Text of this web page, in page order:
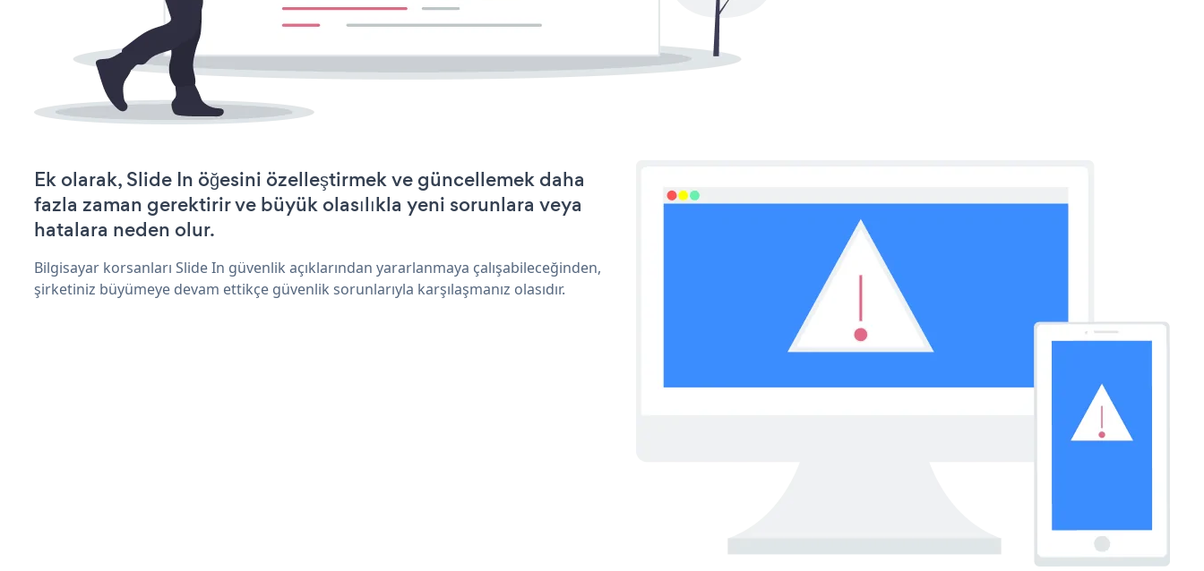
Ek olarak, Slide In öğesini özelleştirmek ve güncellemek daha
fazla zaman gerektirir ve büyük olasılıkla yeni sorunlara veya
hatalara neden olur.
Bilgisayar korsanları Slide In güvenlik açıklarından yararlanmaya çalışabileceğinden,
şirketiniz büyümeye devam ettikçe güvenlik sorunlarıyla karşılaşmanız olasıdır.